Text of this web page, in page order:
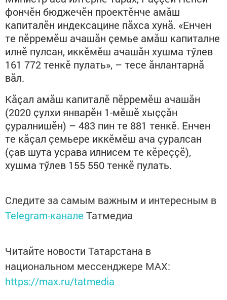
фончӗн бюджечӗн проектӗнче амăш
капиталӗн индексацине пăхса хунă. «Енчен
те пӗрремӗш ачашăн çемье амăш капиталне
илнӗ пулсан, иккӗмӗш ачашăн хушма тӳлев
161 772 тенкӗ пулать», – тесе ăнлантарнă
вăл.
Кăçал амăш капиталӗ пӗрремӗш ачашăн
(2020 çулхи январӗн 1-мӗшӗ хыççăн
çуралнишӗн) – 483 пин те 881 тенкӗ. Енчен
те кăçал çемьере иккӗмӗш ача çуралсан
(çав шута усрава илнисем те кӗреççӗ),
хушма тӳлев 155 550 тенкӗ пулать.
Следите за самым важным и интересным в
Telegram-канале Татмедиа
Читайте новости Татарстана в
национальном мессенджере MАХ:
https://max.ru/tatmedia